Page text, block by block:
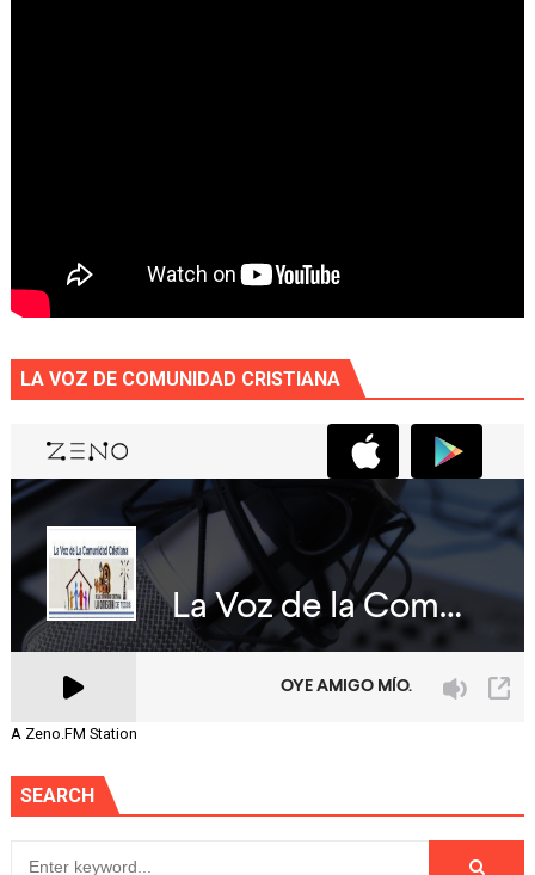
LA VOZ DE COMUNIDAD CRISTIANA
A Zeno.FM Station
SEARCH